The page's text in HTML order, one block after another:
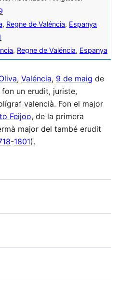
, Regne de Valéncia, Espanya
, Regne de Valéncia, Espanya
, Valéncia, 9 de maig de
fon un erudit, juriste,
valencià. Fon el major
Feijoo, de la primera
major del també erudit
-1801).